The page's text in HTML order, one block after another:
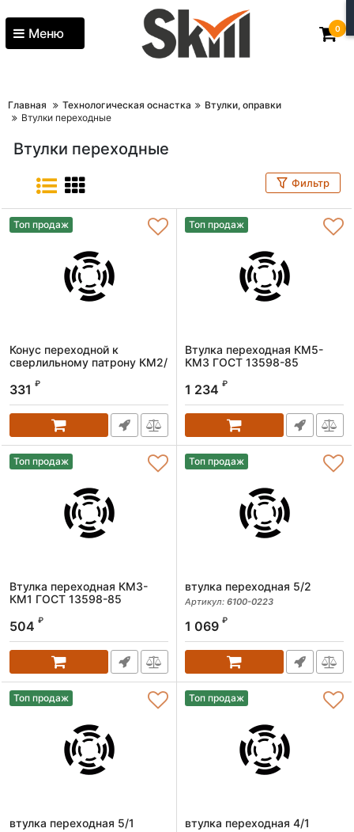
Меню 0
Главная Технологическая оснастка
Втулки, оправки
Втулки переходные
Втулки переходные
Фильтр
Топ продаж
Конус переходной к
сверлильному патрону КМ2/
Артикул:
331 ₽
Топ продаж
Втулка переходная КМ5-
КМ3 ГОСТ 13598-85
Артикул:
1 234 ₽
Топ продаж
Втулка переходная КМ3-
КМ1 ГОСТ 13598-85
Артикул:
504 ₽
Топ продаж
втулка переходная 5/2
Артикул: 6100-0223
1 069 ₽
Топ продаж
втулка переходная 5/1
Топ продаж
втулка переходная 4/1